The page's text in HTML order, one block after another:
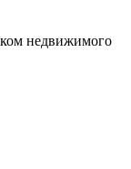
недвижимого